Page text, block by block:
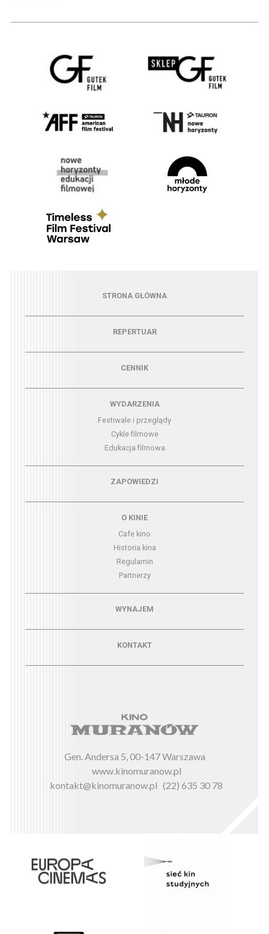
Menu - strona główna
STRONA GŁÓWNA
Menu - repertuarREPERTUAR
CENNIK
Menu - wydarzeniaWYDARZENIA
Festiwale i przeglądy
Cykle filmowe
Edukacja filmowa
Menu - zapowiedziZAPOWIEDZI
O KINIE
Cafe kino
Historia kina
Regulamin
Partnerzy
Menu - wynajemWYNAJEM
KONTAKT
Gen. Andersa 5, 00-147 Warszawa
www.kinomuranow.pl
kontakt@kinomuranow.pl (22) 635 30 78